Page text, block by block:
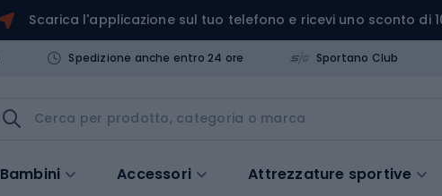
Scarica l'applicazione sul tuo telefono e ricevi uno sconto di
Spedizione anche entro 24 ore Sportano Club
Bambini Accessori Attrezzature sportive